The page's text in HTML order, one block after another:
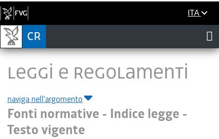
ITA
LEGGI E REGOLAMENTI
naviga nell'argomento
Fonti normative - Indice legge -
Testo vigente